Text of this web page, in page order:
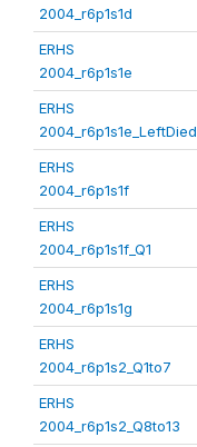
2004_r6p1s1d
ERHS
2004_r6p1s1e
ERHS
2004_r6p1s1e_LeftDied
ERHS
2004_r6p1s1f
ERHS
2004_r6p1s1f_Q1
ERHS
2004_r6p1s1g
ERHS
2004_r6p1s2_Q1to7
ERHS
2004_r6p1s2_Q8to13